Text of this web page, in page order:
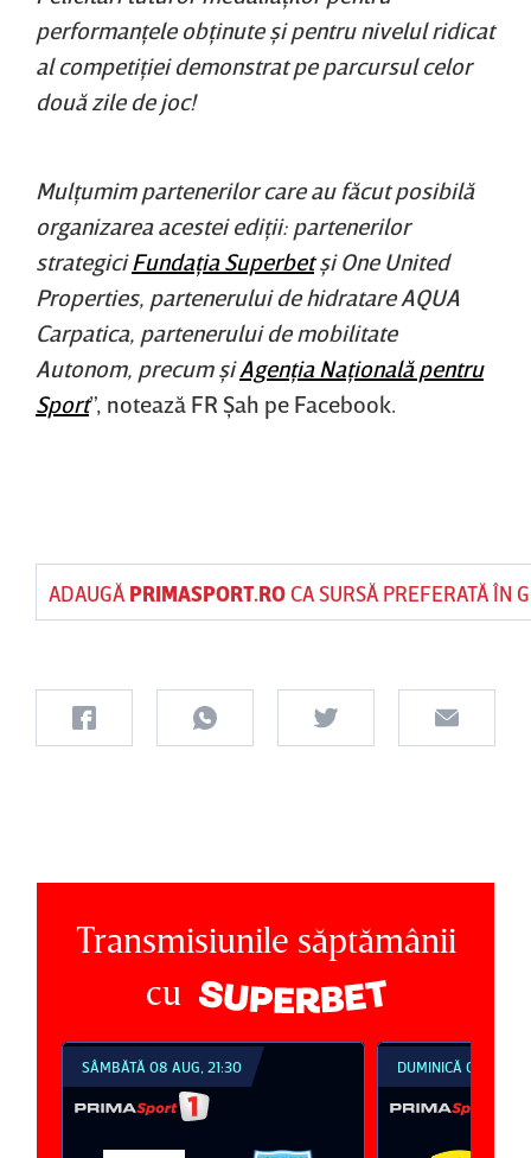
performanţele obţinute şi pentru nivelul ridicat
al competiţiei demonstrat pe parcursul celor
două zile de joc!
Mulţumim partenerilor care au făcut posibilă
organizarea acestei ediţii: partenerilor
strategiciFundaţia Superbetşi One United
Properties, partenerului de hidratare AQUA
Carpatica, partenerului de mobilitate
Autonom, precum şiAgenţia Naţională pentru
Sport”, notează FR Şah pe Facebook.
ADAUGĂ PRIMASPORT.ROCA SURSĂ PREFERATĂ ÎN
Transmisiunile săptămânii
cu
SÂMBĂTĂ 08 AUG, 21:30 DUMINICĂ 09 AUG,